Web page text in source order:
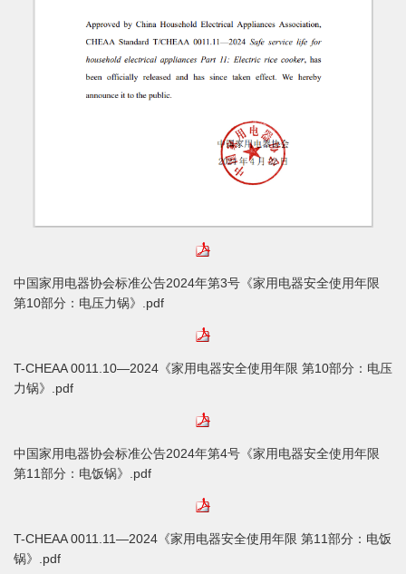
中国家用电器协会标准公告2024年第3号《家用电器安全使用年限
第10部分：电压力锅》.pdf
T-CHEAA 0011.10—2024《家用电器安全使用年限 第10部分：电压
力锅》.pdf
中国家用电器协会标准公告2024年第4号《家用电器安全使用年限
第11部分：电饭锅》.pdf
T-CHEAA 0011.11—2024《家用电器安全使用年限 第11部分：电饭
锅》.pdf